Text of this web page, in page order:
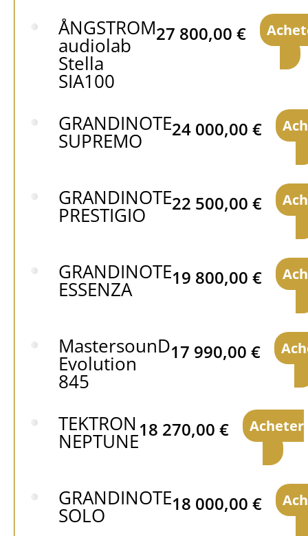
ÅNGSTROM
audiolab
Stella
SIA100
27 800,00 €
GRANDINOTE
SUPREMO 24 000,00 €
GRANDINOTE
PRESTIGIO 22 500,00 €
GRANDINOTE
ESSENZA 19 800,00 €
MastersounD
Evolution
845
17 990,00 €
TEKTRON
NEPTUNE18 270,00 € Acheter
GRANDINOTE
SOLO 18 000,00 €